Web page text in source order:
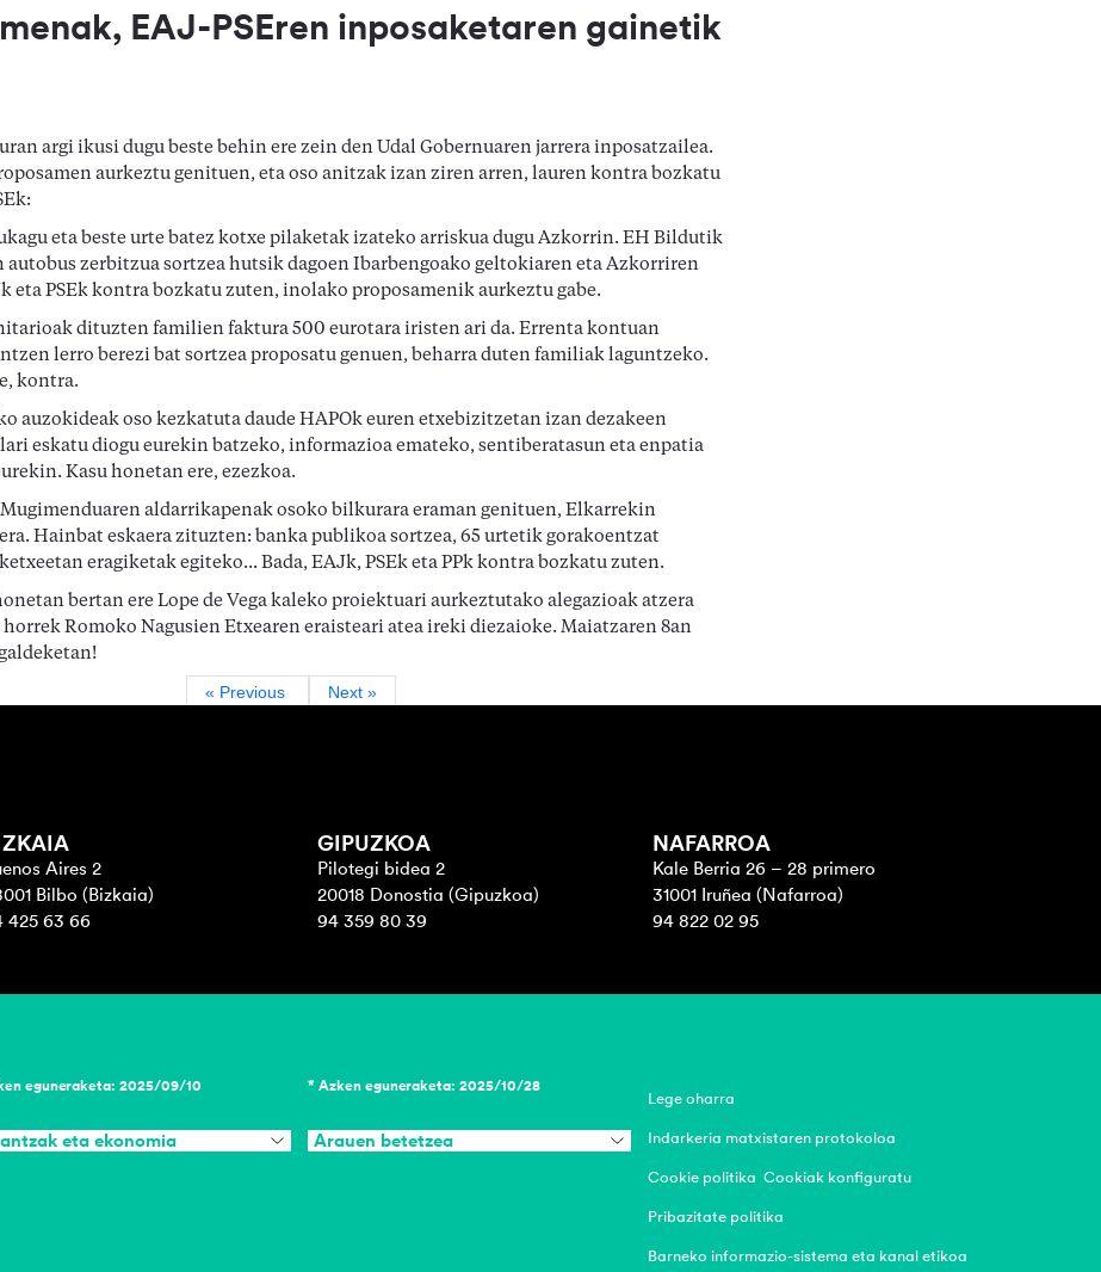
EAJ-PSEren inposaketaren gainetik
argi ikusi dugu beste behin ere zein den Udal Gobernuaren jarrera inposatzailea.
aurkeztu genituen, eta oso anitzak izan ziren arren, lauren kontra bozkatu
eta beste urte batez kotxe pilaketak izateko arriskua dugu Azkorrin. EH Bildutik
autobus zerbitzua sortzea hutsik dagoen Ibarbengoako geltokiaren eta Azkorriren
eta PSEk kontra bozkatu zuten, inolako proposamenik aurkeztu gabe.
dituzten familien faktura 500 eurotara iristen ari da. Errenta kontuan
lerro berezi bat sortzea proposatu genuen, beharra duten familiak laguntzeko.
kontra.
auzokideak oso kezkatuta daude HAPOk euren etxebizitzetan izan dezakeen
eskatu diogu eurekin batzeko, informazioa emateko, sentiberatasun eta enpatia
Kasu honetan ere, ezezkoa.
aldarrikapenak osoko bilkurara eraman genituen, Elkarrekin
Hainbat eskaera zituzten: banka publikoa sortzea, 65 urtetik gorakoentzat
eragiketak egiteko... Bada, EAJk, PSEk eta PPk kontra bozkatu zuten.
bertan ere Lope de Vega kaleko proiektuari aurkeztutako alegazioak atzera
Romoko Nagusien Etxearen eraisteari atea ireki diezaioke. Maiatzaren 8an
« Previous Next »
Aires 2
Bilbo (Bizkaia)
425 63 66
GIPUZKOA
Pilotegi bidea 2
20018 Donostia (Gipuzkoa)
94 359 80 39
NAFARROA
Kale Berria 26 – 28 primero
31001 Iruñea (Nafarroa)
94 822 02 95
eguneraketa: 2025/09/10
eta ekonomia
* Azken eguneraketa: 2025/10/28
Arauen betetzea
Lege oharra
Indarkeria matxistaren protokoloa
Cookie politika Cookiak konfiguratu
Pribazitate politika
Barneko informazio-sistema eta kanal etikoa